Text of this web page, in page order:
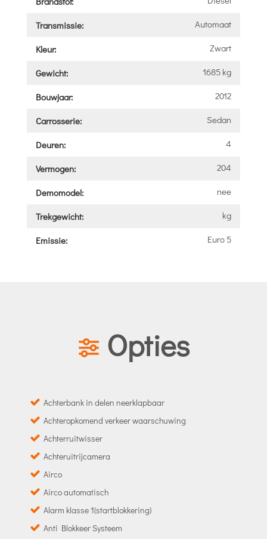
Transmissie: Automaat
Kleur: Zwart
Gewicht: 1685 kg
Bouwjaar: 2012
Carrosserie: Sedan
Deuren: 4
Vermogen: 204
Demomodel: nee
Trekgewicht: kg
Emissie: Euro 5
Opties
Achterbank in delen neerklapbaar
Achteropkomend verkeer waarschuwing
Achterruitwisser
Achteruitrijcamera
Airco
Airco automatisch
Alarm klasse 1(startblokkering)
Anti Blokkeer Systeem